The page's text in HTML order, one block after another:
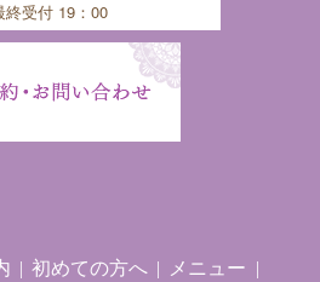
終受付 19：00
初めての方へ
メニュー